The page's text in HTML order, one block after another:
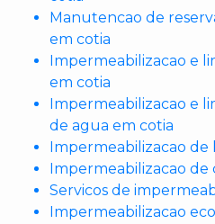
Manutencao de
em cotia
Impermeabilizacao e
em cotia
Impermeabilizacao e
de agua em cotia
Impermeabilizacao de
Impermeabilizacao de
Servicos de
Impermeabilizacao